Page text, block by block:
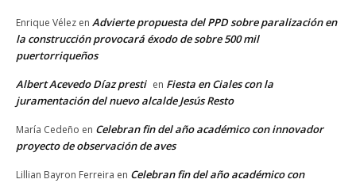
Enrique Vélez en Advierte propuesta del PPD sobre paralización en
la construcción provocará éxodo de sobre 500 mil
puertorriqueños
Albert Acevedo Díaz presti en Fiesta en Ciales con la
juramentación del nuevo alcalde Jesús Resto
María Cedeño en Celebran fin del año académico con innovador
proyecto de observación de aves
Lillian Bayron Ferreira en Celebran fin del año académico con